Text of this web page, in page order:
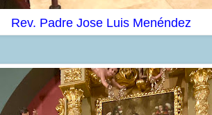
Rev. Padre Jose Luis Menéndez